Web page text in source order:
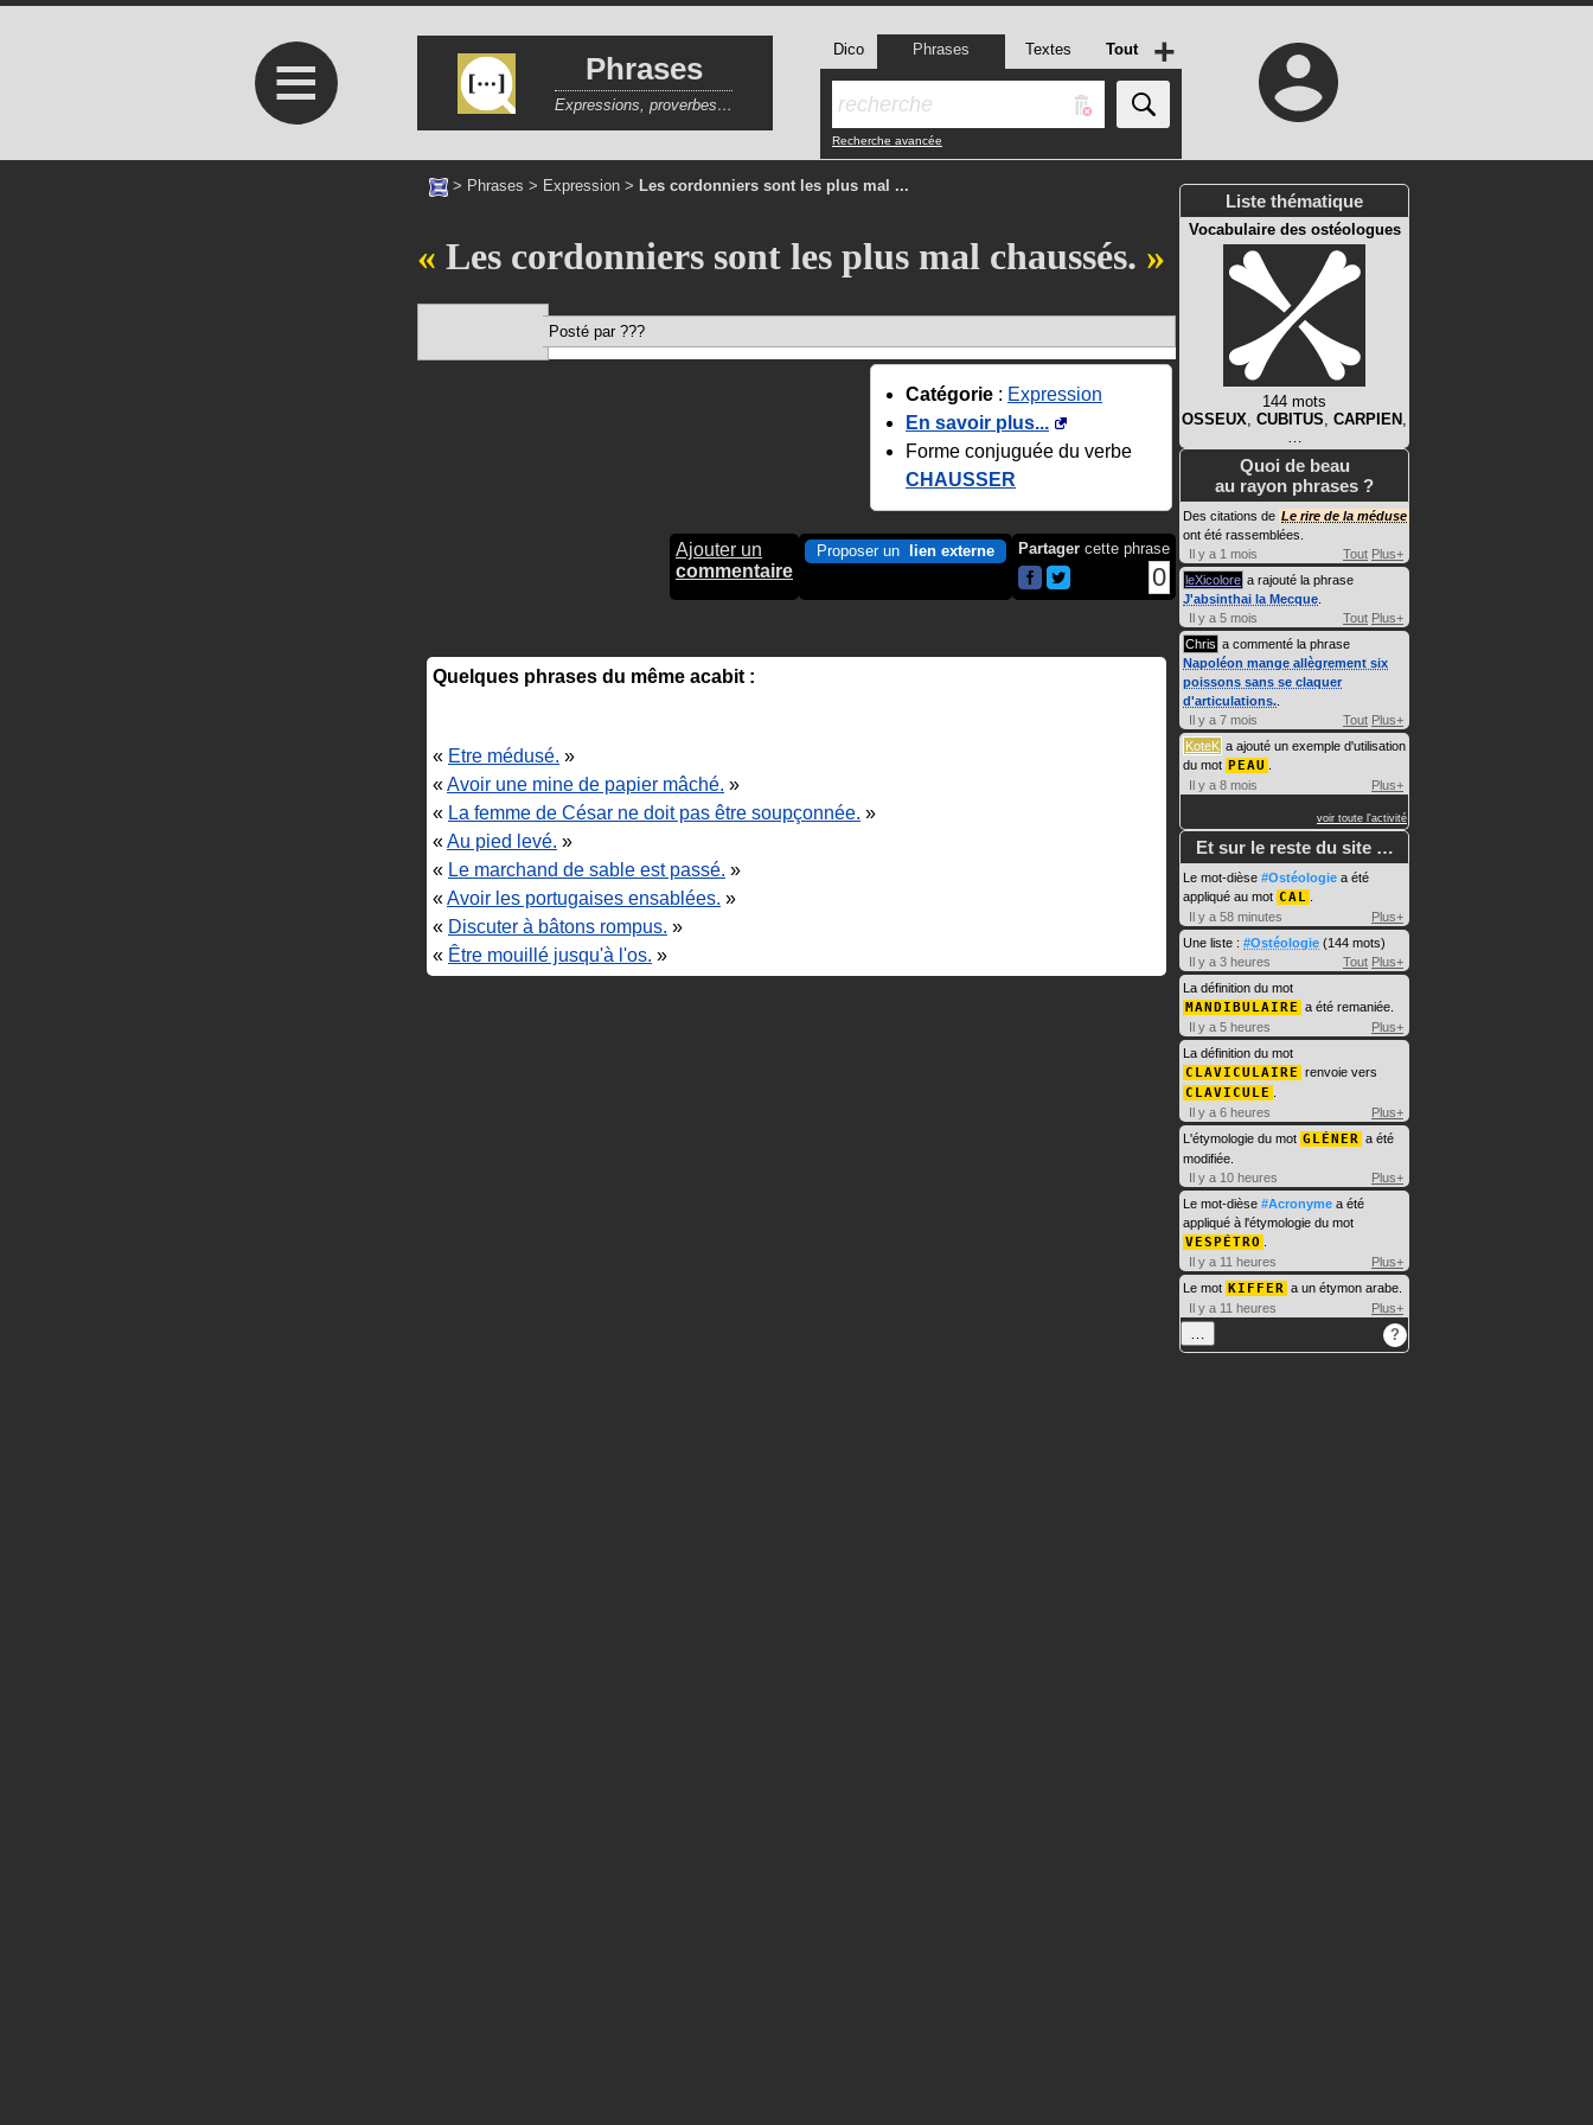
≡ Phrases
Expressions, proverbes…
Dico Phrases Textes Tout
Recherche avancée
+
> Phrases > Expression > Les cordonniers sont les plus mal ...
Les cordonniers sont les plus mal chaussés.
Posté par ???
Catégorie : Expression
En savoir plus...
Forme conjuguée du verbe
CHAUSSER
Ajouter un
commentaire
Proposer un lien externe Partager cette phrase
0
Quelques phrases du même acabit :
« Etre médusé. »
«Avoir une mine de papier mâché. »
« La femme de César ne doit pas être soupçonnée. »
«Au pied levé. »
« Le marchand de sable est passé. »
«Avoir les portugaises ensablées. »
« Discuter à bâtons rompus. »
« Être mouillé jusqu'à l'os. »
Liste thématique
Vocabulaire des ostéologues
144 mots
OSSEUX, CUBITUS, CARPIEN ,
…
Quoi de beau
au rayon phrases ?
Des citations de Le rire de la méduse
ont été rassemblées.
Il y a 1 mois
Tout Plus+
leXicolore a rajouté la phrase
J'absinthai la Mecque
Il y a 5 mois
Tout Plus+
Chris a commenté la phrase
Napoléon mange allègrement six
poissons sans se claquer
d'articulations.
Il y a 7 mois
Tout Plus+
KoteK a ajouté un exemple d'utilisation
du mot PEAU
Il y a 8 mois
Plus+
voir toute l'activité
Et sur le reste du site …
Le mot-dièse #Ostéologie a été
appliqué au mot CAL
Il y a 58 minutes
Plus+
Une liste : #Ostéologie (144 mots)
Il y a 3 heures
Tout Plus+
La définition du mot
MANDIBULAIRE a été remaniée.
Il y a 5 heures
Plus+
La définition du mot
CLAVICULAIRE renvoie vers
CLAVICULE
Il y a 6 heures
Plus+
L'étymologie du mot GLÉNER a été
modifiée.
Il y a 10 heures
Plus+
Le mot-dièse #Acronyme a été
appliqué à l'étymologie du mot
VESPÉTRO
Il y a 11 heures
Plus+
Le mot KIFFER a un étymon arabe.
Il y a 11 heures
Plus+
… ?